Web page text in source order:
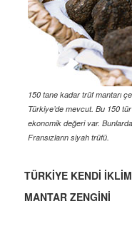
150 tane kadar trüf mantarı
Türkiye’de mevcut. Bu 150
ekonomik değeri var.
Fransızların siyah trüfü.
TÜRKİYE KENDİ
MANTAR ZENGİNİ